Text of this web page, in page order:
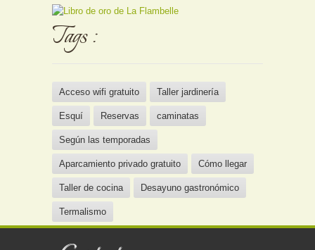
Tags :
Acceso wifi gratuito Taller jardinería
Esquí Reservas caminatas
Según las temporadas
Aparcamiento privado gratuito Cómo llegar
Taller de cocina Desayuno gastronómico
Termalismo